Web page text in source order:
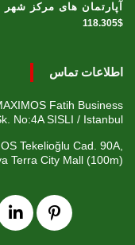
آپارتمان های مرکز شهر
118.305$
اطلاعات تماس
Fatih Business
No:4A SISLI / Istanbul
Tekelioğlu Cad. 90A,
Terra City Mall (100m)